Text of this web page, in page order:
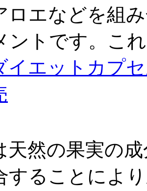
ロエなどを組
ントです。こ
イエットカプ
天然の果実の
することによ